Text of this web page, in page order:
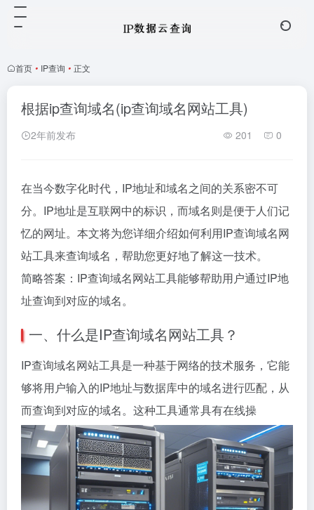
首页 • IP查询 • 正文
根据ip查询域名(ip查询域名网站工具)
2年前发布 201 0
在当今数字化时代，IP地址和域名之间的关系密不可
分。IP地址是互联网中的标识，而域名则是便于人们记
忆的网址。本文将为您详细介绍如何利用IP查询域名网
站工具来查询域名，帮助您更好地了解这一技术。
简略答案：IP查询域名网站工具能够帮助用户通过IP地
址查询到对应的域名。
一、什么是IP查询域名网站工具？
IP查询域名网站工具是一种基于网络的技术服务，它能
够将用户输入的IP地址与数据库中的域名进行匹配，从
而查询到对应的域名。这种工具通常具有在线操